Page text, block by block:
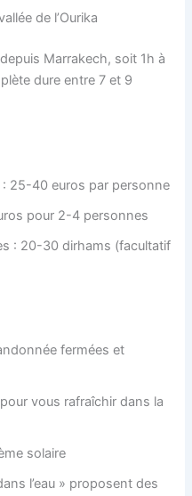
de l’Ourika
Marrakech, soit 1h à
dure entre 7 et 9
25-40 euros par personne
pour 2-4 personnes
: 20-30 dirhams (facultatif
fermées et
vous rafraîchir dans la
solaire
l’eau » proposent des